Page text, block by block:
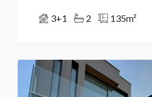
3+1 2 135m²